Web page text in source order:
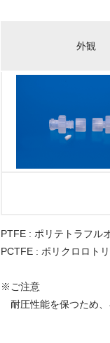
外観
PTFE : ポリテトラフル
PCTFE : ポリクロロト
※ご注意
耐圧性能を保つため、